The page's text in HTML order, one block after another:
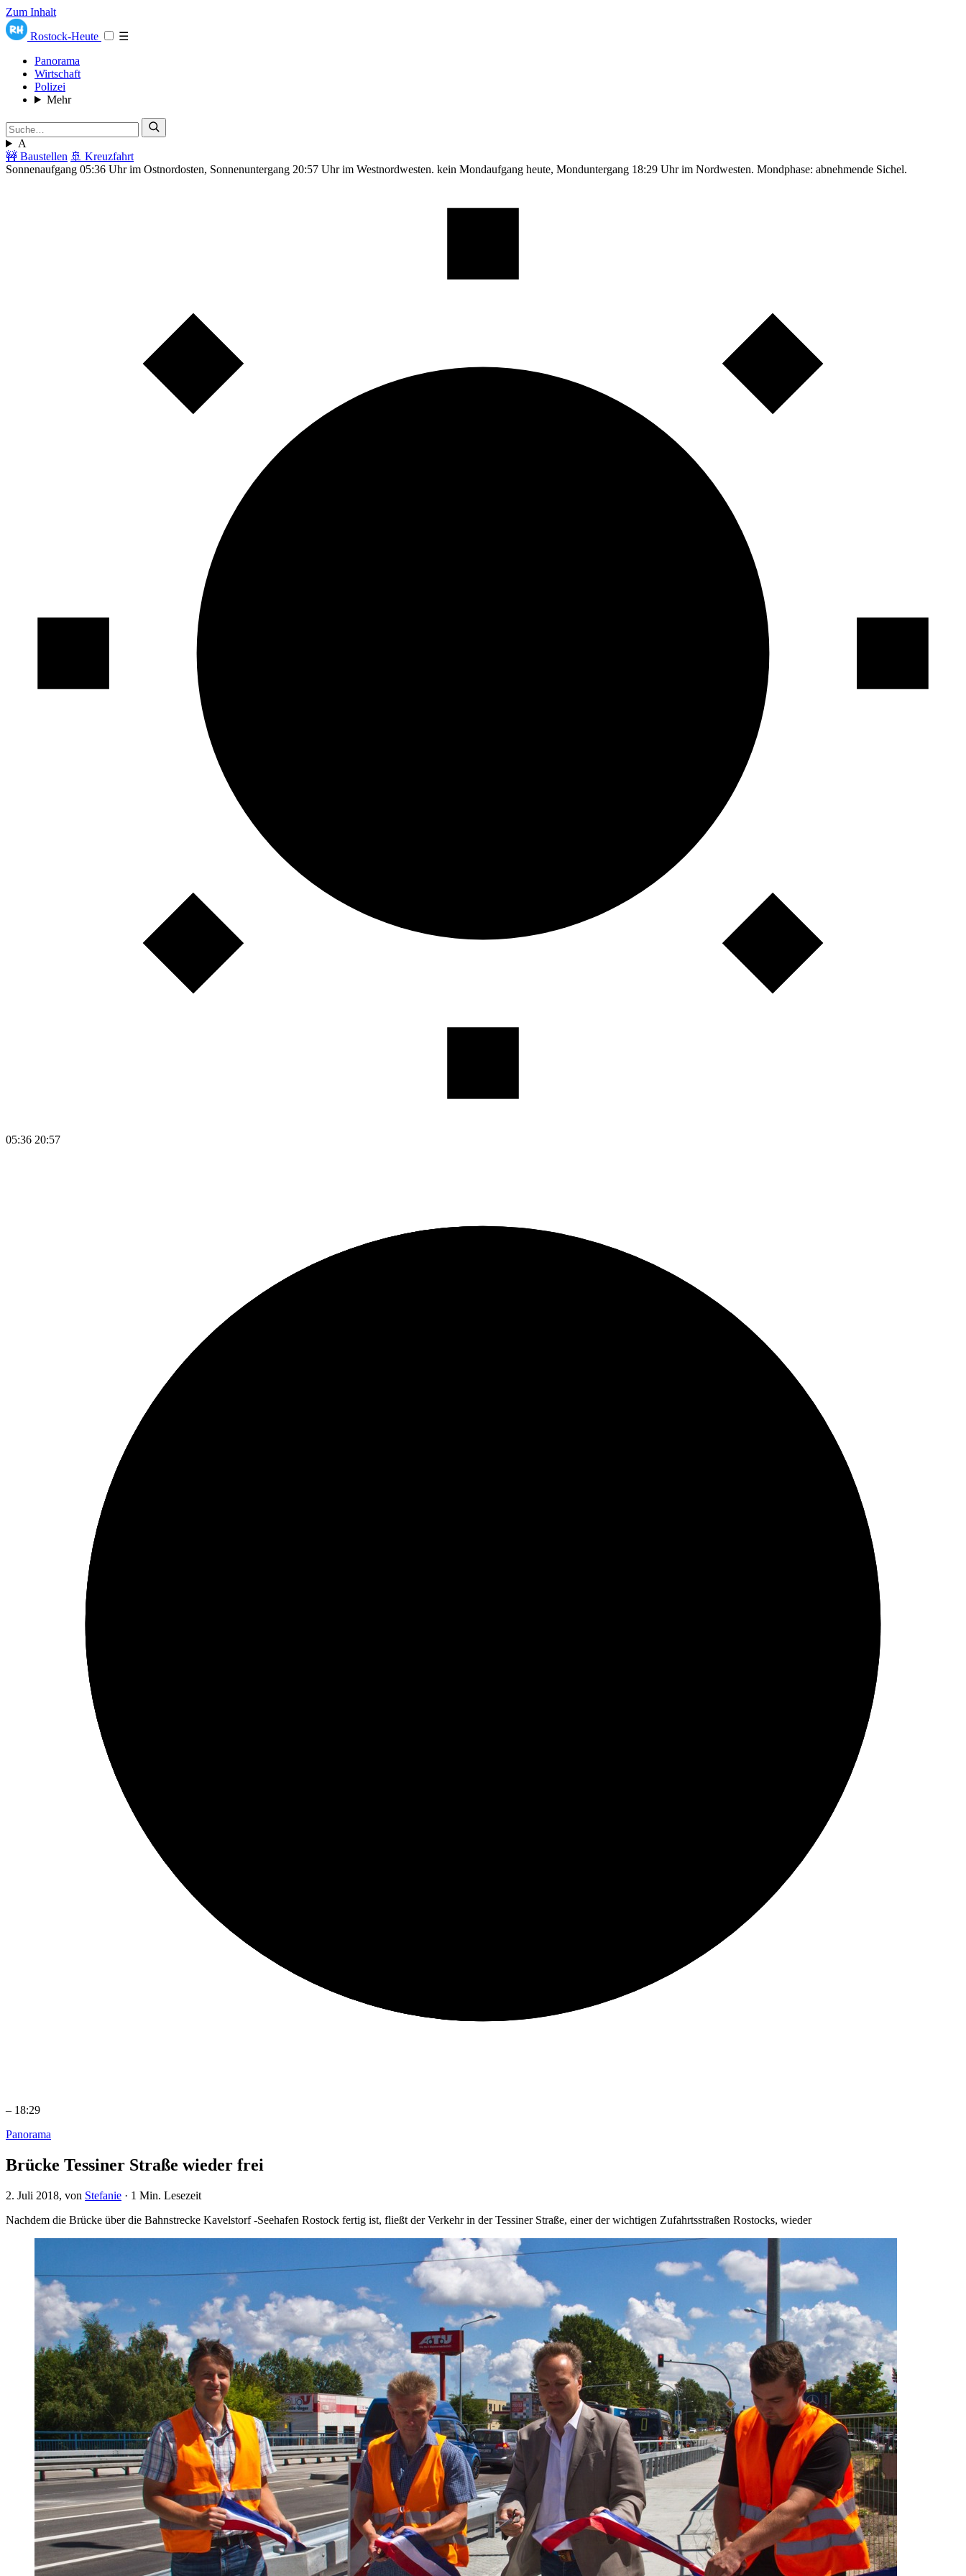
Zum Inhalt
Rostock-Heute
☰
Panorama
Wirtschaft
Polizei
Mehr
A
🚧 Baustellen 🚢 Kreuzfahrt
Sonnenaufgang 05:36 Uhr im Ostnordosten, Sonnenuntergang 20:57 Uhr im Westnordwesten. kein Mondaufgang heute, Monduntergang 18:29 Uhr im Nordwesten. Mondphase: abnehmende Sichel.
05:36 20:57
– 18:29
Panorama
Brücke Tessiner Straße wieder frei
2. Juli 2018, von Stefanie · 1 Min. Lesezeit
Nachdem die Brücke über die Bahnstrecke Kavelstorf -Seehafen Rostock fertig ist, fließt der Verkehr in der Tessiner Straße, einer der wichtigen Zufahrtsstraßen Rostocks, wieder